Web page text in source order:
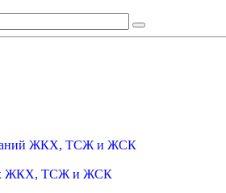
ЖКХ, ТСЖ и ЖСК
ЖКХ, ТСЖ и ЖСК